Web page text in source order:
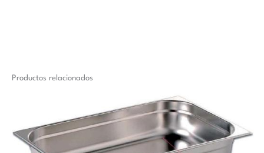
Productos relacionados